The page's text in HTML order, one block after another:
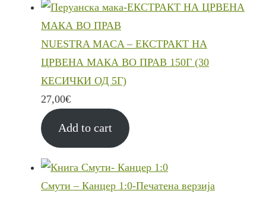
NUESTRA MACA – ЕКСТРАКТ НА
ЦРВЕНА МАКА ВО ПРАВ 150Г (30
КЕСИЧКИ ОД 5Г)
27,00€
Add to cart
Смути – Канцер 1:0-Печатена верзија